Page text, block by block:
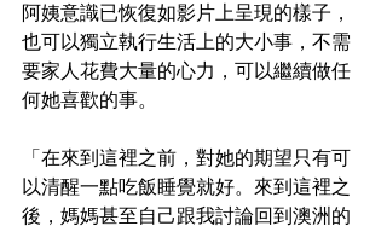
阿姨意識已恢復如影片上呈現的樣子，
也可以獨立執行生活上的大小事，不需
要家人花費大量的心力，可以繼續做任
何她喜歡的事。
「在來到這裡之前，對她的期望只有可
以清醒一點吃飯睡覺就好。來到這裡之
後，媽媽甚至自己跟我討論回到澳洲的